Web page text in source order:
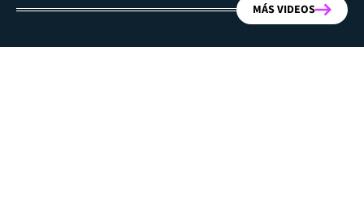
MÁS VIDEOS